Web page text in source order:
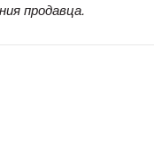
продавца.